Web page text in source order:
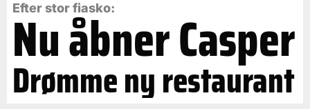
Efter stor fiasko:
Nu åbner Casper
Drømme ny restaurant